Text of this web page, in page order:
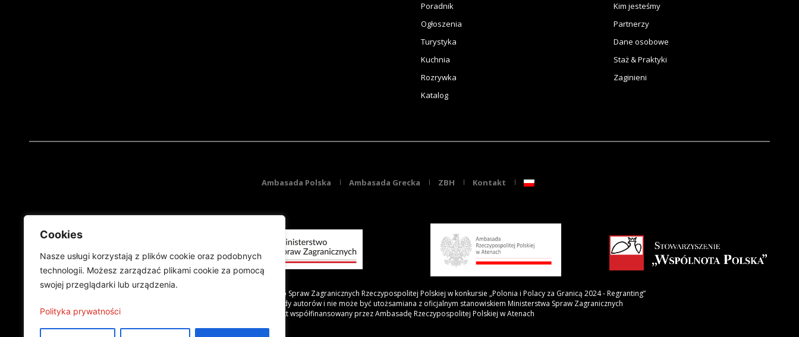
Cookies
Nasze usługi korzystają z plików cookie oraz podobnych
technologii. Możesz zarządzać plikami cookie za pomocą
swojej przeglądarki lub urządzenia.
Polityka prywatności
Poradnik
Ogłoszenia
Turystyka
Kuchnia
Rozrywka
Katalog
Kim jesteśmy
Partnerzy
Dane osobowe
Staż & Praktyki
Zaginieni
Ambasada Polska Ambasada Grecka ZBH Kontakt
Projekt finansowany przez Ministerstwo Spraw Zagranicznych Rzeczypospolitej Polskiej w konkursie „Polonia i Polacy za Granicą 2024 - Regranting”
Publikacja wyraża jedynie poglądy autorów i nie może być utożsamiana z oficjalnym stanowiskiem Ministerstwa Spraw Zagranicznych
Projekt współfinansowany przez Ambasadę Rzeczypospolitej Polskiej w Atenach